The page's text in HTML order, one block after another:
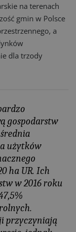
na terenach
gmin w Polsce
a
dla trzody
gospodarstw
użytków
ha UR. Ich
w 2016 roku
przyczyniają